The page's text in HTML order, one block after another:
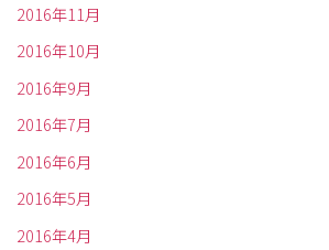
2016年11月
2016年10月
2016年9月
2016年7月
2016年6月
2016年5月
2016年4月